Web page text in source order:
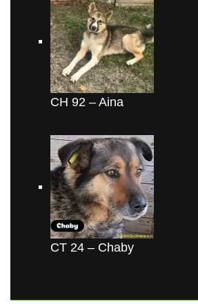
CH 92 – Aina
CT 24 – Chaby